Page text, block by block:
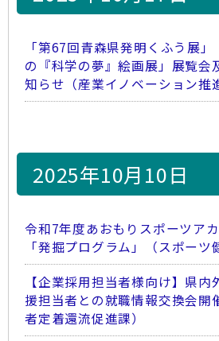
「第67回青森県発明くふう展
の『科学の夢』絵画展」展覧会
知らせ（産業イノベーション推
2025年10月10日
令和7年度あおもりスポーツア
「発掘プログラム」（スポーツ
【企業採用担当者様向け】県内
援担当者との就職情報交換会開
者定着還流促進課）